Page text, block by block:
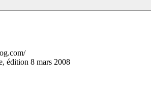
édition 8 mars 2008